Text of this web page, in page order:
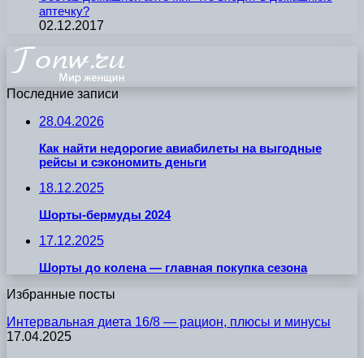
аптечку?
02.12.2017
Последние записи
28.04.2026
Как найти недорогие авиабилеты на выгодные
рейсы и сэкономить деньги
18.12.2025
Шорты-бермуды 2024
17.12.2025
Шорты до колена — главная покупка сезона
Избранные посты
Интервальная диета 16/8 — рацион, плюсы и минусы
17.04.2025